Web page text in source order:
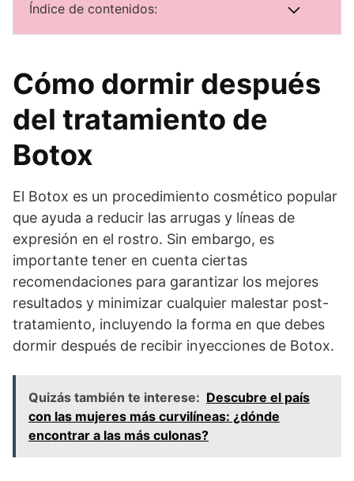
Índice de contenidos:
Cómo dormir después
del tratamiento de
Botox
El Botox es un procedimiento cosmético popular
que ayuda a reducir las arrugas y líneas de
expresión en el rostro. Sin embargo, es
importante tener en cuenta ciertas
recomendaciones para garantizar los mejores
resultados y minimizar cualquier malestar post-
tratamiento, incluyendo la forma en que debes
dormir después de recibir inyecciones de Botox.
Quizás también te interese: Descubre el país
con las mujeres más curvilíneas: ¿dónde
encontrar a las más culonas?